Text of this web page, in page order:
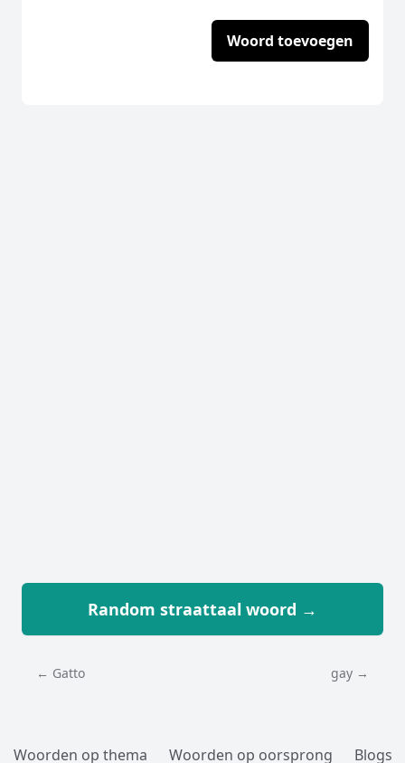
Woord toevoegen
Random straattaal woord →
← Gatto gay →
Woorden op thema Woorden op oorsprong Blogs